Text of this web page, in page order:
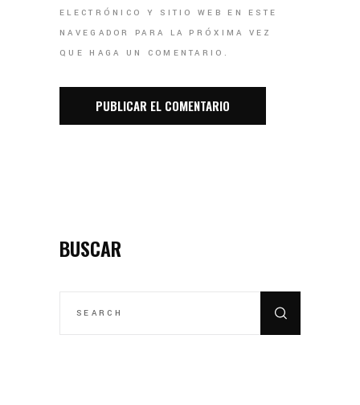
ELECTRÓNICO Y SITIO WEB EN ESTE
NAVEGADOR PARA LA PRÓXIMA VEZ
QUE HAGA UN COMENTARIO.
BUSCAR